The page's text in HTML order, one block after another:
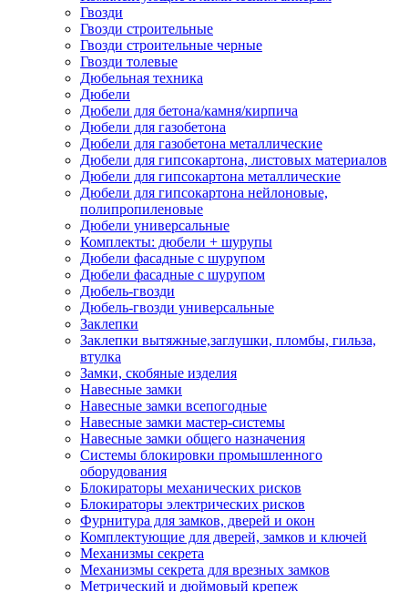
Гвозди
Гвозди строительные
Гвозди строительные черные
Гвозди толевые
Дюбельная техника
Дюбели
Дюбели для бетона/камня/кирпича
Дюбели для газобетона
Дюбели для газобетона металлические
Дюбели для гипсокартона, листовых материалов
Дюбели для гипсокартона металлические
Дюбели для гипсокартона нейлоновые,
полипропиленовые
Дюбели универсальные
Комплекты: дюбели + шурупы
Дюбели фасадные с шурупом
Дюбели фасадные с шурупом
Дюбель-гвозди
Дюбель-гвозди универсальные
Заклепки
Заклепки вытяжные,заглушки, пломбы, гильза,
втулка
Замки, скобяные изделия
Навесные замки
Навесные замки всепогодные
Навесные замки мастер-системы
Навесные замки общего назначения
Системы блокировки промышленного
оборудования
Блокираторы механических рисков
Блокираторы электрических рисков
Фурнитура для замков, дверей и окон
Комплектующие для дверей, замков и ключей
Механизмы секрета
Механизмы секрета для врезных замков
Метрический и дюймовый крепеж